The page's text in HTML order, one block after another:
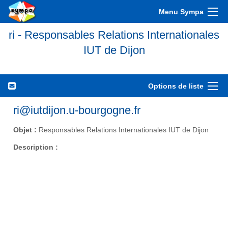
Menu Sympa
ri - Responsables Relations Internationales
IUT de Dijon
Options de liste
ri@iutdijon.u-bourgogne.fr
Objet : Responsables Relations Internationales IUT de Dijon
Description :